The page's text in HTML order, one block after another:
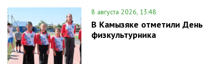
8 августа 2026, 13:48
В Камызяке отметили День
физкультурника